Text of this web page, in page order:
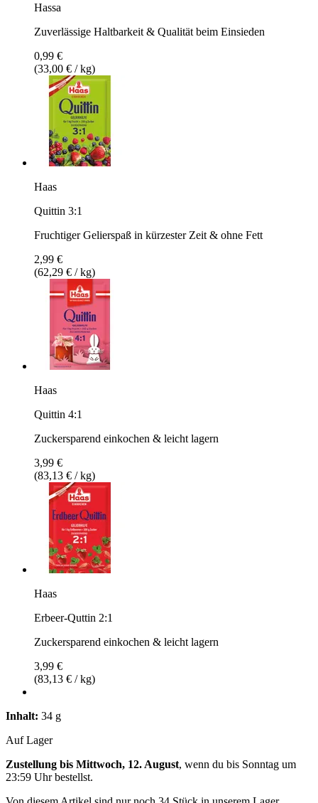
Hassa
Zuverlässige Haltbarkeit & Qualität beim Einsieden
0,99 €
(33,00 € / kg)
Haas
Quittin 3:1
Fruchtiger Gelierspaß in kürzester Zeit & ohne Fett
2,99 €
(62,29 € / kg)
Haas
Quittin 4:1
Zuckersparend einkochen & leicht lagern
3,99 €
(83,13 € / kg)
Haas
Erbeer-Quttin 2:1
Zuckersparend einkochen & leicht lagern
3,99 €
(83,13 € / kg)
Inhalt: 34 g
Auf Lager
Zustellung bis Mittwoch, 12. August, wenn du bis Sonntag um
23:59 Uhrbestellst.